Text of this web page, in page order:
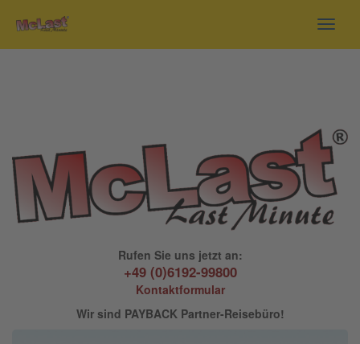
Rufen Sie uns jetzt an:
+49 (0)6192-99800
Kontaktformular
Wir sind PAYBACK Partner-Reisebüro!